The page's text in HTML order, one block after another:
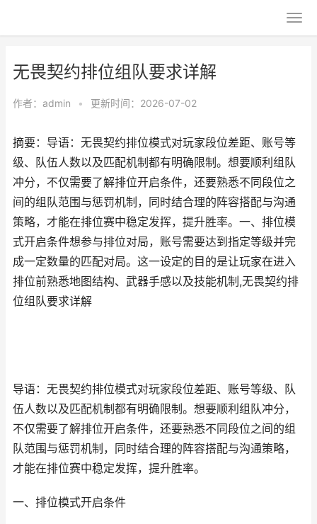
无畏契约排位组队要求详解
作者： admin • 更新时间：2026-07-02
摘要：导语：无畏契约排位模式对玩家段位差距、账号等
级、队伍人数以及匹配机制都有明确限制。想要顺利组队
冲分，不仅需要了解排位开启条件，还要熟悉不同段位之
间的组队范围与惩罚机制，同时结合理的阵容搭配与沟通
策略，才能在排位赛中稳定发挥，提升胜率。一、排位模
式开启条件想参与排位对局，账号需要达到指定等级并完
成一定数量的匹配对局。这一设定的目的是让玩家在进入
排位前熟悉地图结构、武器手感以及技能机制,无畏契约排
位组队要求详解
导语：无畏契约排位模式对玩家段位差距、账号等级、队
伍人数以及匹配机制都有明确限制。想要顺利组队冲分，
不仅需要了解排位开启条件，还要熟悉不同段位之间的组
队范围与惩罚机制，同时结合理的阵容搭配与沟通策略，
才能在排位赛中稳定发挥，提升胜率。
一、排位模式开启条件